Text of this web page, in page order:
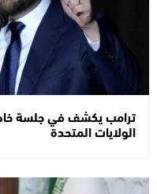
ترامب يكشف في جلسة
الولايات المتحدة